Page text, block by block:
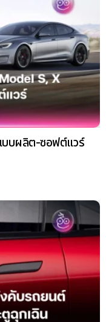
บบผลิต-ซอฟต์แวร์